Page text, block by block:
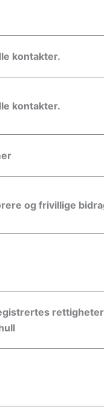
kontakter.
kontakter.
og frivillige